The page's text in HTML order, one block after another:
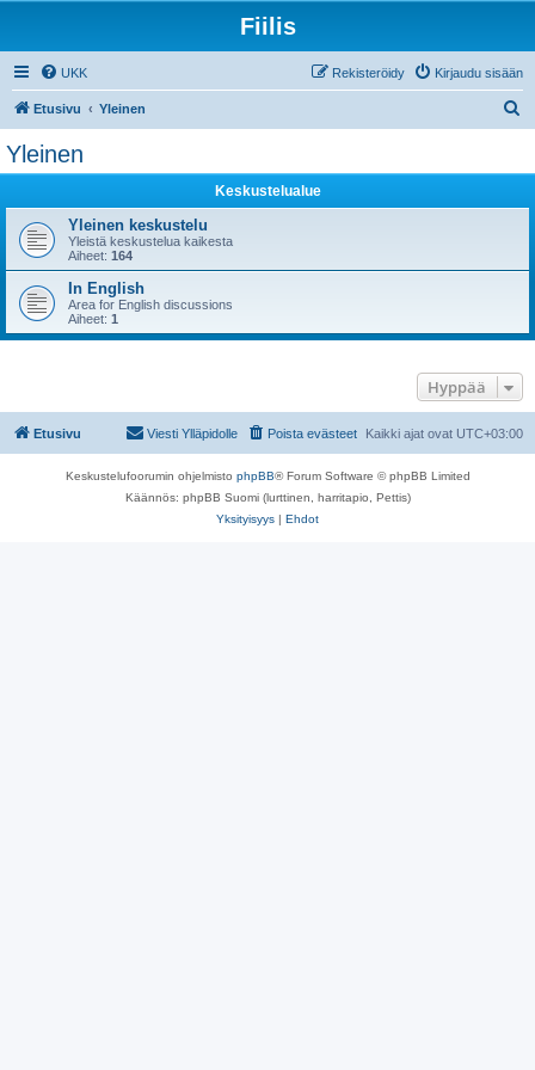
Fiilis
UKK Kirjaudu sisään
Rekisteröidy
Etusivu Yleinen
Yleinen
Keskustelualue
Yleinen keskustelu
Yleistä keskustelua kaikesta
Aiheet: 164
In English
Area for English discussions
Aiheet: 1
Hyppää
Etusivu Kaikki ajat ovat UTC+03:00
Poista evästeet
Viesti Ylläpidolle
Keskustelufoorumin ohjelmisto phpBB® Forum Software © phpBB Limited
Käännös: phpBB Suomi (lurttinen, harritapio, Pettis)
Yksityisyys | Ehdot